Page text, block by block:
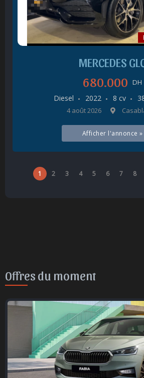
MERCEDES
680.000 DH
Diesel 2022 8 cv
4 août 2026
Afficher l'annonce »
1 2 3 4 5 6 7 8
Offres du moment